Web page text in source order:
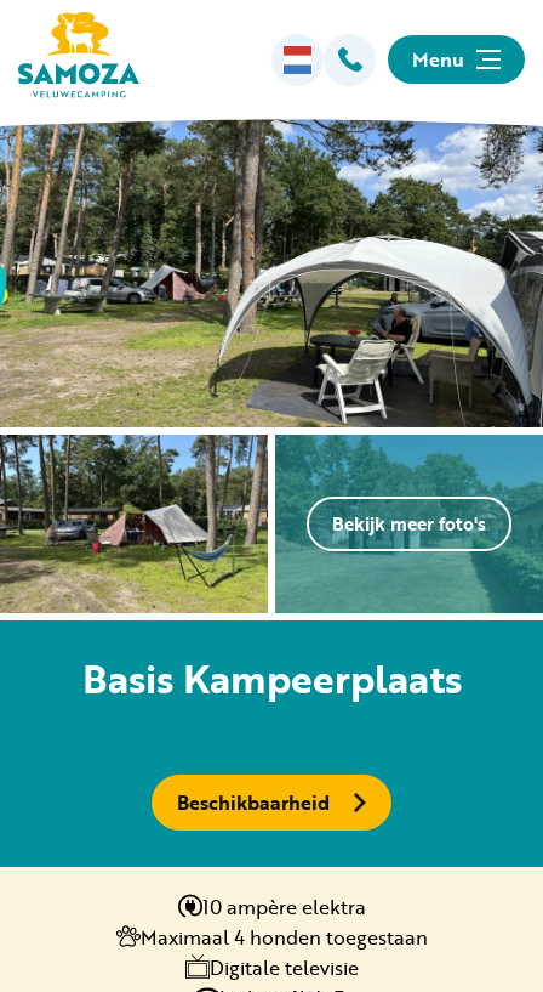
Menu
Overnachten
Faciliteiten
Animatie
Omgeving
Informatie
Kamperen
Huren
Particulier huren
+31 (0) 577 411 283
Gastinformatie
Bekijk meer foto's
Basis Kampeerplaats
Beschikbaarheid
10 ampère elektra
Maximaal 4 honden toegestaan
Digitale televisie